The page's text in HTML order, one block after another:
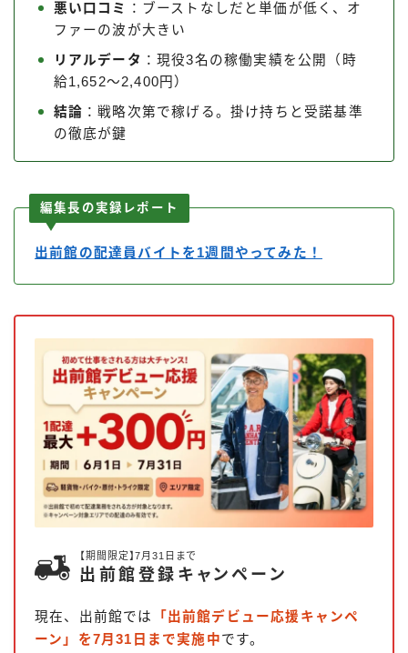
悪い口コミ
：ブーストなしだと単価が低く、オ
ファーの波が大きい
リアルデータ ：現役3名の稼働実績を公開（時
給1,652〜2,400円）
結論 ：戦略次第で稼げる。掛け持ちと受諾基準
の徹底が鍵
編集長の実録レポート
出前館の配達員バイトを1週間やってみた！
【期間限定】7月31日まで
出前館登録キャンペーン
現在、出前館では
「出前館デビュー応援キャンペ
ーン」を7月31日まで実施中です。